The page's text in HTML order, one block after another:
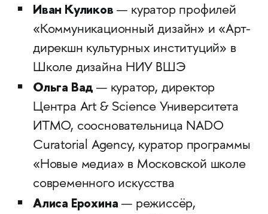
Иван Куликов — куратор профилей
«Коммуникационный дизайн» и «Арт-
дирекшн культурных институций» в
Школе дизайна НИУ ВШЭ
Ольга Вад — куратор, директор
Центра Art & Science Университета
ИТМО, соосновательница NADO
Curatorial Agency, куратор программы
«Новые медиа» в Московской школе
современного искусства
Алиса Ерохина — режиссёр,